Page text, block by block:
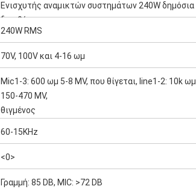
Ενισχυτής αναμικτών συστημάτων 240W δημόσια
διευθύνσεων
240W RMS
70V, 100V και 4-16 ωμ
Mic1-3: 600 ωμ 5-8 MV, που θίγεται, line1-2: 10k ωμ
150-470 MV,
θιγμένος
60-15KHz
<0>
Γραμμή: 85 DB, MIC: >72 DB